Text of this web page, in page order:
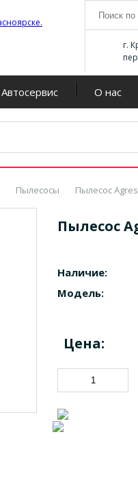
г.
Автосервис О нас
Пылесосы Пылесос
Пылесос
Наличие:
Модель:
Цена: